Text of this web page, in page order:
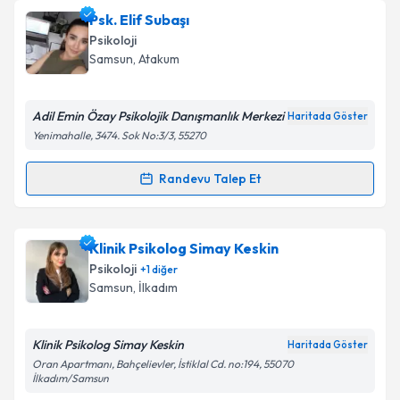
Takvim Talebini Gönder
Uzm. Psk. İzel Çelik Gökdemir
talebi oluşturun. Size bu uzmandan randevu almanız
için bir takvim hazırlandığında e-posta ile
bilgilendireceğiz.
E-posta Adresiniz
Kişisel verilerimin işlenmesine ilişkinAydınlatma
kapsamda işlenmesini kabul ediyorum.
Takvim Talebini Gönder
Psk. Elif Subaşı
Psikoloji
Samsun, Atakum
Adil Emin Özay Psikolojik Danışmanlık Merkezi Haritada Göster
Yenimahalle, 3474. Sok No:3/3, 55270
Randevu Talep Et
Randevu Takvimi Talebi
Psk. Elif Subaşıiçin randevu takvimi talebi oluşturun.
Size bu uzmandan randevu almanız için bir takvim
hazırlandığında e-posta ile bilgilendireceğiz.
Klinik Psikolog Simay Keskin
Psikoloji +1diğer
Samsun, İlkadım
Klinik Psikolog Simay Keskin Haritada Göster
Oran Apartmanı, Bahçelievler, İstiklal Cd. no:194, 55070
İlkadım/Samsun